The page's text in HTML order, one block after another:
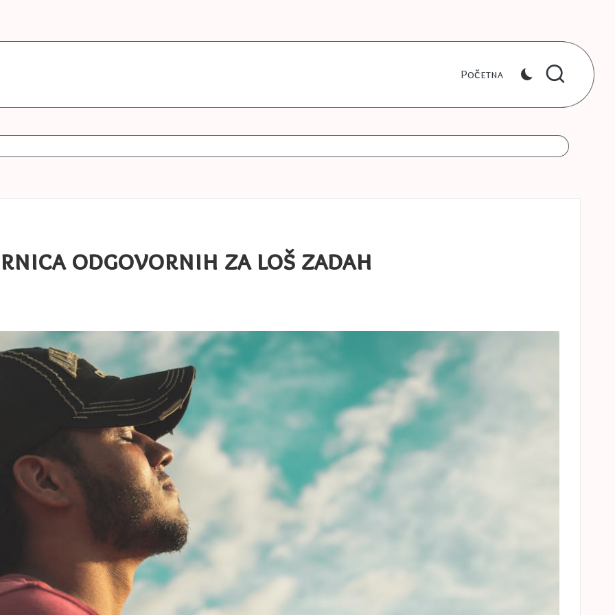
Početna
odgovornih za loš zadah